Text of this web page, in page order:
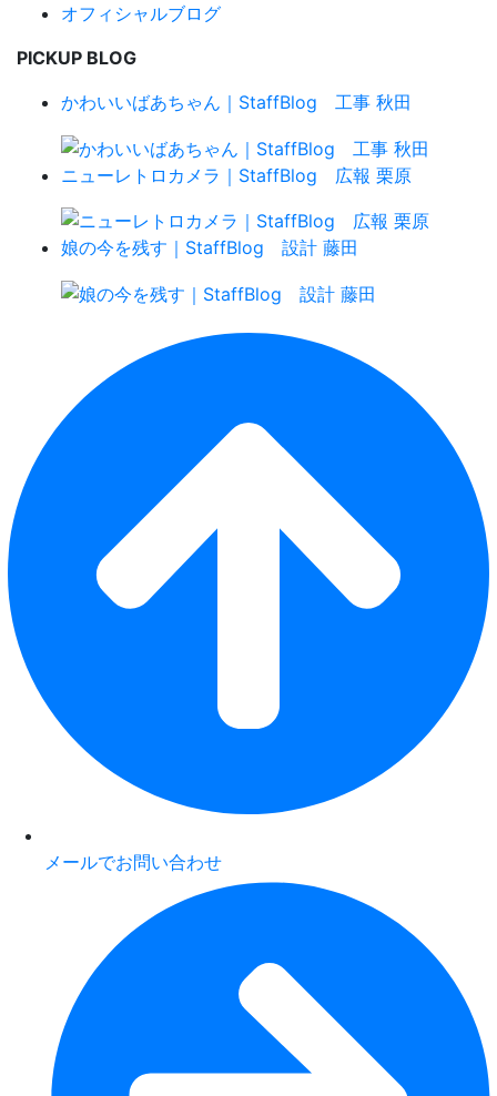
オフィシャルブログ
PICKUP BLOG
かわいいばあちゃん｜StaffBlog 工事 秋田
ニューレトロカメラ｜StaffBlog 広報 栗原
娘の今を残す｜StaffBlog 設計 藤田
メールでお問い合わせ